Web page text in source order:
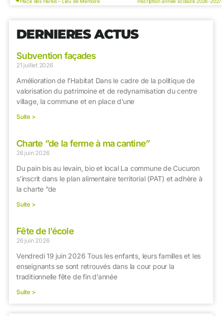
DERNIERES ACTUS
Subvention façades
21 juillet 2026
Amélioration de l’Habitat Dans le cadre de la politique de
valorisation du patrimoine et de redynamisation du centre
village, la commune et en place d’une
Suite >
Charte ”de la ferme à ma cantine”
26 juin 2026
Du pain bis au levain, bio et local La commune de Cucuron
s’inscrit dans le plan alimentaire territorial (PAT) et adhère à
la charte ”de
Suite >
Fête de l’école
26 juin 2026
Vendredi 19 juin 2026 Tous les enfants, leurs familles et les
enseignants se sont retrouvés dans la cour pour la
traditionnelle fête de fin d’année
Suite >